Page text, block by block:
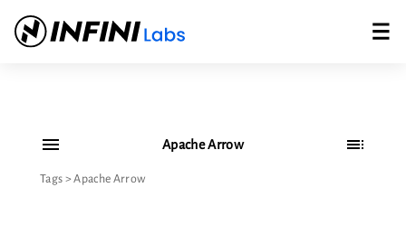
Apache Arrow
Tags >Apache Arrow